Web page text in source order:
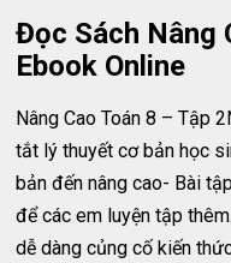
Đọc Sách Nâng
Ebook Online
Nâng Cao Toán 8 – Tập
tắt lý thuyết cơ bản học
bản đến nâng cao- Bài
để các em luyện tập
dễ dàng củng cố kiến